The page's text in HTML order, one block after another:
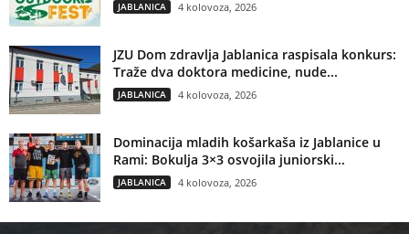
JABLANICA 4 kolovoza, 2026
JZU Dom zdravlja Jablanica raspisala konkurs:
Traže dva doktora medicine, nude...
JABLANICA 4 kolovoza, 2026
Dominacija mladih košarkaša iz Jablanice u
Rami: Bokulja 3×3 osvojila juniorski...
JABLANICA 4 kolovoza, 2026